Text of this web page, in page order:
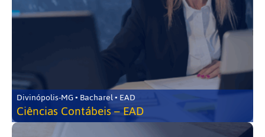
Divinópolis-MG • Bacharel • EAD
Ciências Contábeis – EAD